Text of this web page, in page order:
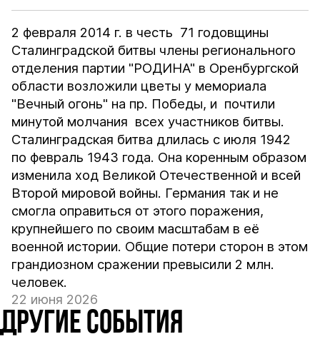
2 февраля 2014 г. в честь 71 годовщины
Сталинградской битвы члены регионального
отделения партии "РОДИНА" в Оренбургской
области возложили цветы у мемориала
"Вечный огонь" на пр. Победы, и почтили
минутой молчания всех участников битвы.
Сталинградская битва длилась с июля 1942
по февраль 1943 года. Она коренным образом
изменила ход Великой Отечественной и всей
Второй мировой войны. Германия так и не
смогла оправиться от этого поражения,
крупнейшего по своим масштабам в её
военной истории. Общие потери сторон в этом
грандиозном сражении превысили 2 млн.
человек.
22 июня 2026
ДРУГИЕ СОБЫТИЯ